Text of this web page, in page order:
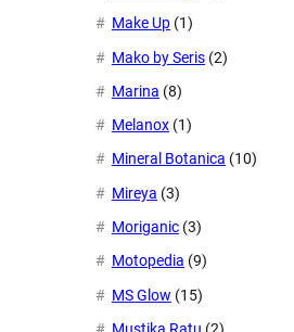
Make Up (1)
Mako by Seris (2)
Marina (8)
Melanox (1)
Mineral Botanica (10)
Mireya (3)
Moriganic (3)
Motopedia (9)
MS Glow (15)